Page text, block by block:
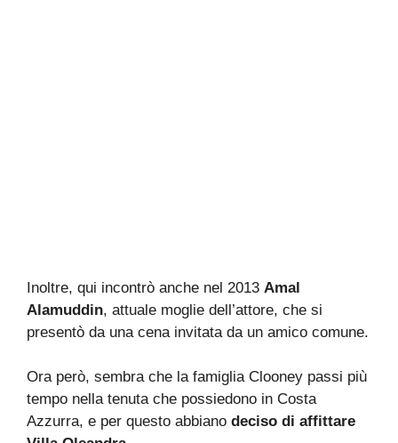
Inoltre, qui incontrò anche nel 2013 Amal
Alamuddin, attuale moglie dell’attore, che si
presentò da una cena invitata da un amico comune.
Ora però, sembra che la famiglia Clooney passi più
tempo nella tenuta che possiedono in Costa
Azzurra, e per questo abbiano deciso di affittare